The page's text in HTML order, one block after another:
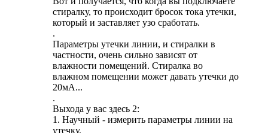
стиралку, то происходит бросок тока утечки,
который и заставляет узо сработать.
.
Параметры утечки линии, и стиралки в
частности, очень сильно зависят от
влажности помещений. Стиралка во
влажном помещении может давать утечки до
20мА...
.
Выхода у вас здесь 2:
1. Научный - измерить параметры линии на
утечку.